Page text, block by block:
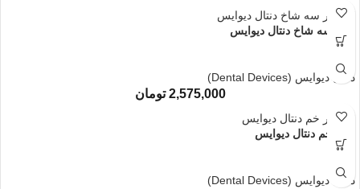
پلایر سه شاخ دنتال دیوایس
پلایر
دنتال دیوایس (Dental Devices)
2,575,000 تومان
پلایر خم دنتال دیوایس
پلایر
دنتال دیوایس (Dental Devices)